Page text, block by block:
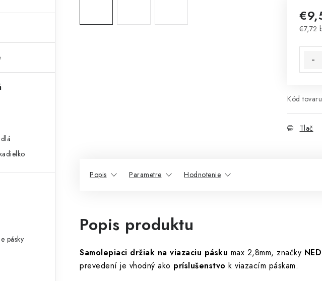
pásky
€7,72
Kód
Tlač
Popis Parametre Hodnotenie
Popis produktu
Samolepiaci držiak na viazaciu pásku max 2,8mm, značky
prevedení je vhodný ako príslušenstvo k viazacím páskam.